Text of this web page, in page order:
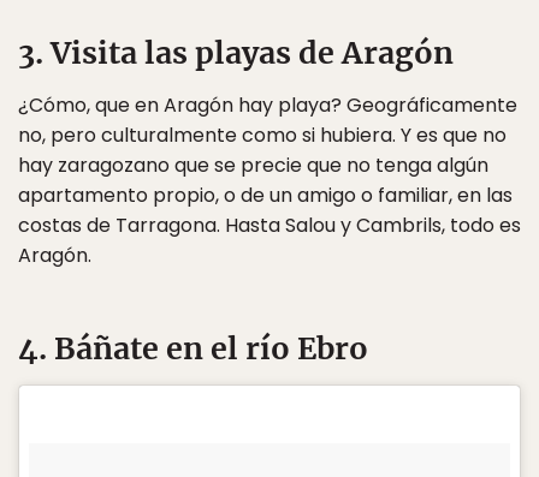
3. Visita las playas de Aragón
¿Cómo, que en Aragón hay playa? Geográficamente
no, pero culturalmente como si hubiera. Y es que no
hay zaragozano que se precie que no tenga algún
apartamento propio, o de un amigo o familiar, en las
costas de Tarragona. Hasta Salou y Cambrils, todo es
Aragón.
4. Báñate en el río Ebro